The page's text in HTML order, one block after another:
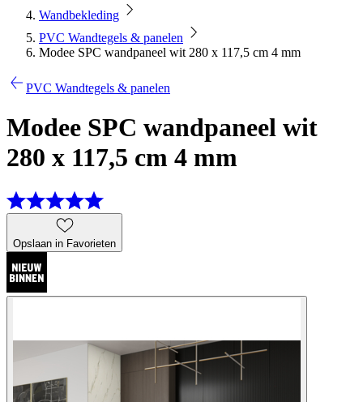
Wandbekleding
PVC Wandtegels & panelen
Modee SPC wandpaneel wit 280 x 117,5 cm 4 mm
PVC Wandtegels & panelen
Modee SPC wandpaneel wit
280 x 117,5 cm 4 mm
Opslaan in Favorieten